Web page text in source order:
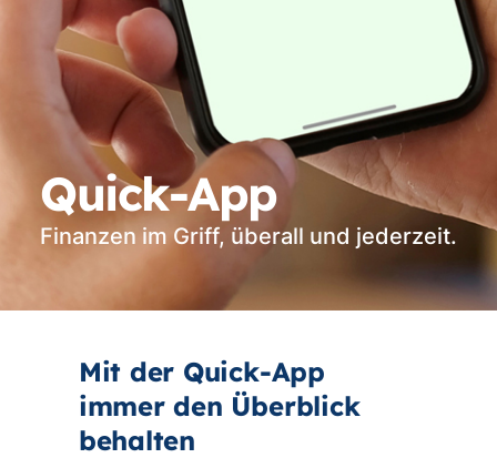
Quick-App
Finanzen im Griff, überall und jederzeit.
Mit der Quick-App
immer den Überblick
behalten